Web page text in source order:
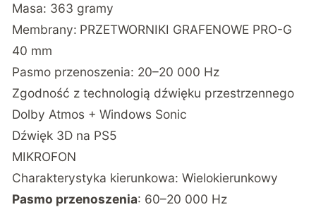
Masa: 363 gramy
Membrany: PRZETWORNIKI GRAFENOWE PRO-G
40 mm
Pasmo przenoszenia: 20–20 000 Hz
Zgodność z technologią dźwięku przestrzennego
Dolby Atmos + Windows Sonic
Dźwięk 3D na PS5
MIKROFON
Charakterystyka kierunkowa: Wielokierunkowy
Pasmo przenoszenia: 60–20 000 Hz